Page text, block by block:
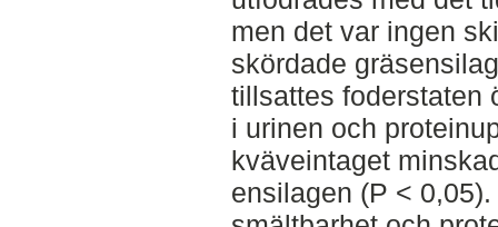
men det var ingen
skördade
tillsattes foderstaten
i urinen och
kväveintaget
ensilagen (P <